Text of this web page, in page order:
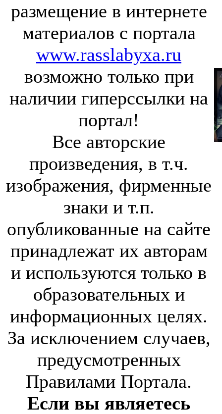
размещение в интернете
материалов с портала
www.rasslabyxa.ru
возможно только при
наличии гиперссылки на
портал!
Все авторские
произведения, в т.ч.
изображения, фирменные
знаки и т.п.
опубликованные на сайте
принадлежат их авторам
и используются только в
образовательных и
информационных целях.
За исключением случаев,
предусмотренных
Правилами Портала.
Если вы являетесь